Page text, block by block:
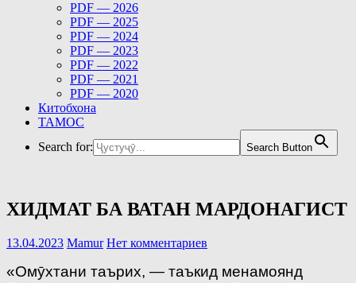
PDF — 2026
PDF — 2025
PDF — 2024
PDF — 2023
PDF — 2022
PDF — 2021
PDF — 2020
Китобхона
ТАМОС
Search for:
Search Button
ХИДМАТ БА ВАТАН МАРДОНАГИСТ
13.04.2023 Mamur Нет комментариев
«Омӯхтани таърих, — таъкид менамоянд